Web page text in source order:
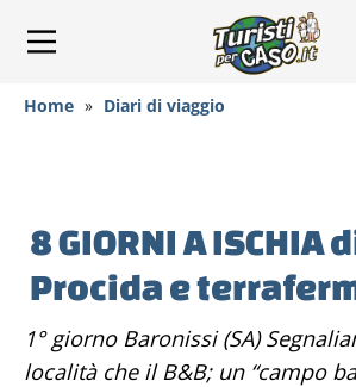
Home » Diari di viaggio
8 GIORNI A ISCHIA
Procida e
1° giorno Baronissi (SA) Segnaliamo sia la
località che il B&B; un “campo